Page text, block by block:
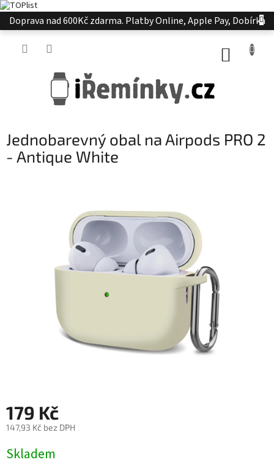
Přejít
na
Doprava nad 600Kč zdarma. Platby Online, Apple Pay, Dobírka
Jednobarevný obal na Airpods PRO 2
- Antique White
179 Kč
147,93 Kč bez DPH
cena:
Skladem